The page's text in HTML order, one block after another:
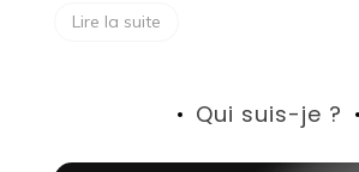
Lire la suite
Qui suis-je ?